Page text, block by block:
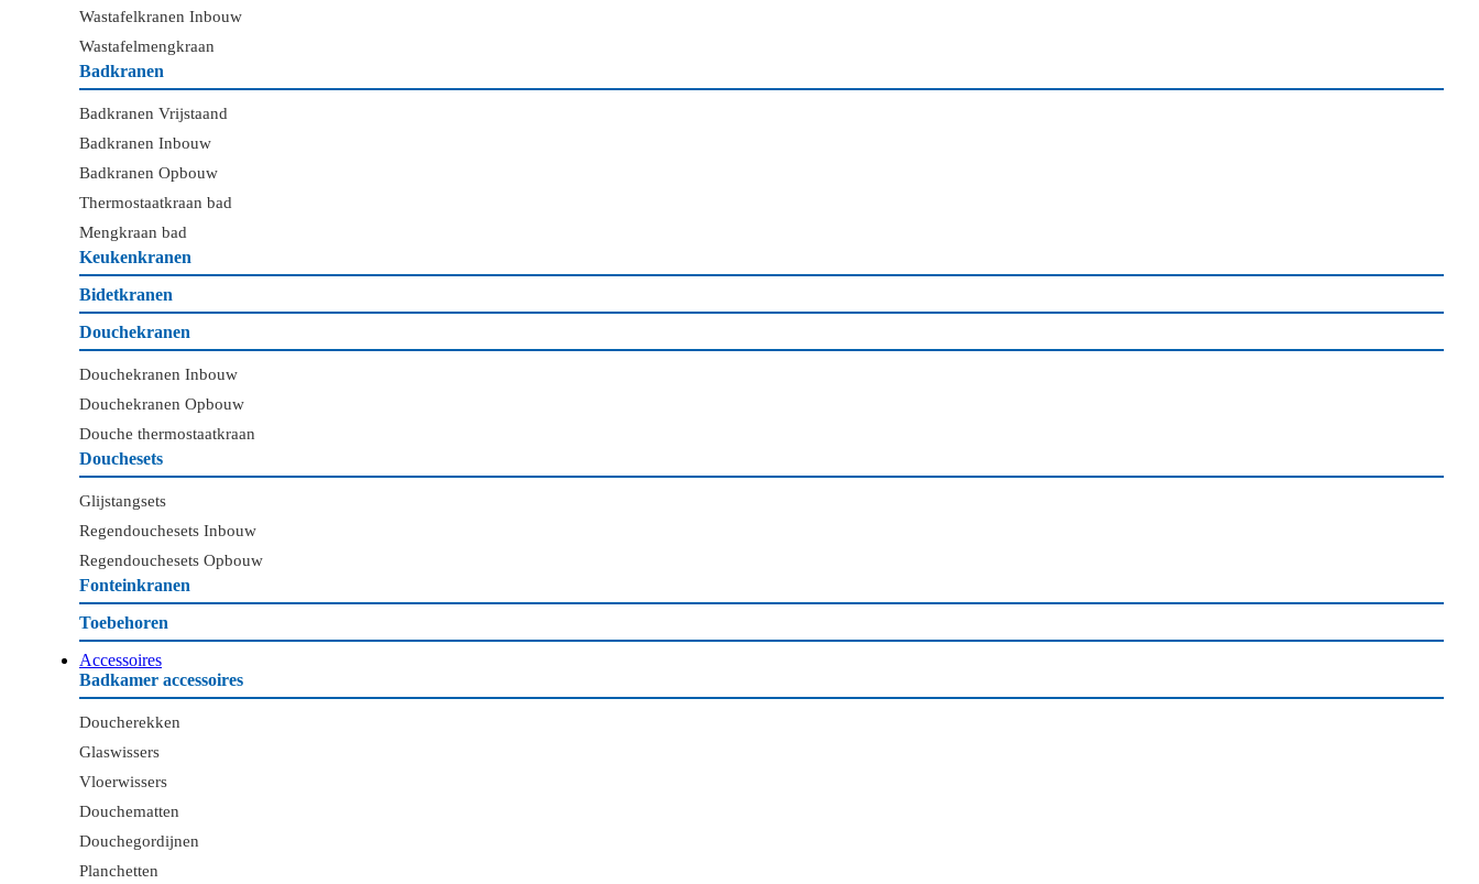
Wastafelkranen Inbouw
Wastafelmengkraan
Badkranen
Badkranen Vrijstaand
Badkranen Inbouw
Badkranen Opbouw
Thermostaatkraan bad
Mengkraan bad
Keukenkranen
Bidetkranen
Douchekranen
Douchekranen Inbouw
Douchekranen Opbouw
Douche thermostaatkraan
Douchesets
Glijstangsets
Regendouchesets Inbouw
Regendouchesets Opbouw
Fonteinkranen
Toebehoren
Accessoires
Badkamer accessoires
Doucherekken
Glaswissers
Vloerwissers
Douchematten
Douchegordijnen
Planchetten